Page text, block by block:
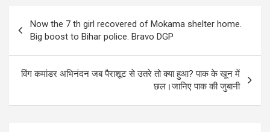
navigation
Now the 7 th girl recovered of Mokama shelter home.
Big boost to Bihar police. Bravo DGP
विंग कमांडर अभिनंदन जब पैराशूट से उतरे तो क्या हुआ? पाक के खून में
छल।जानिए पाक की जुबानी